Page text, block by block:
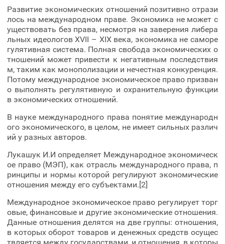
Развитие экономических отношений позитивно отрази
лось на международном праве. Экономика не может с
уществовать без права, несмотря на заверения либера
льных идеологов XVII – XIX века, экономика не саморе
гулятивная система. Полная свобода экономических о
тношений может привести к негативным последствия
м, таким как монополизации и нечестная конкуренция.
Потому международное экономическое право призван
о выполнять регулятивную и охранительную функции
в экономических отношений.
В науке международного права понятие международн
ого экономического, в целом, не имеет сильных различ
ий у разных авторов.
Лукашук И.И определяет Международное экономическ
ое право (МЭП), как отрасль международного права, п
ринципы и нормы которой регулируют экономические
отношения между его субъектами.[2]
Международное экономическое право регулирует торг
овые, финансовые и другие экономические отношения.
Данные отношения делятся на две группы: отношения,
в которых оборот товаров и денежных средств осущес